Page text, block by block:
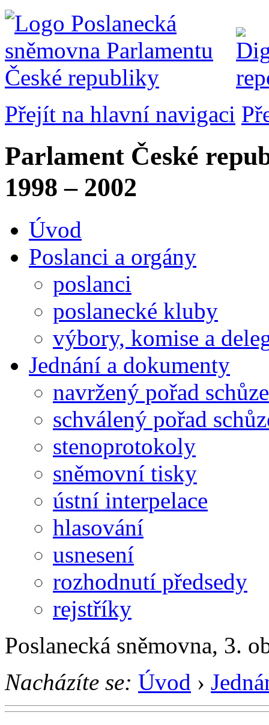
Přejít na hlavní navigaci
Parlament České
1998 – 2002
Úvod
Poslanci a orgány
poslanci
poslanecké kluby
výbory, komise a
Jednání a dokumenty
navržený pořad schůze
schválený pořad
stenoprotokoly
sněmovní tisky
ústní interpelace
hlasování
usnesení
rozhodnutí předsedy
rejstříky
Poslanecká sněmovna, 3.
Nacházíte se: Úvod ›